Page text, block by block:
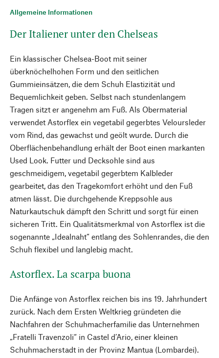
Allgemeine Informationen
Der Italiener unter den Chelseas
Ein klassischer Chelsea-Boot mit seiner
überknöchelhohen Form und den seitlichen
Gummieinsätzen, die dem Schuh Elastizität und
Bequemlichkeit geben. Selbst nach stundenlangem
Tragen sitzt er angenehm am Fuß. Als Obermaterial
verwendet Astorflex ein vegetabil gegerbtes Veloursleder
vom Rind, das gewachst und geölt wurde. Durch die
Oberflächenbehandlung erhält der Boot einen markanten
Used Look. Futter und Decksohle sind aus
geschmeidigem, vegetabil gegerbtem Kalbleder
gearbeitet, das den Tragekomfort erhöht und den Fuß
atmen lässt. Die durchgehende Kreppsohle aus
Naturkautschuk dämpft den Schritt und sorgt für einen
sicheren Tritt. Ein Qualitätsmerkmal von Astorflex ist die
sogenannte „Idealnaht“ entlang des Sohlenrandes, die den
Schuh flexibel und langlebig macht.
Astorflex. La scarpa buona
Die Anfänge von Astorflex reichen bis ins 19. Jahrhundert
zurück. Nach dem Ersten Weltkrieg gründeten die
Nachfahren der Schuhmacher­familie das Unternehmen
„Fratelli Travenzoli“ in Castel d’Ario, einer kleinen
Schuhmacherstadt in der Provinz Mantua (Lombardei).